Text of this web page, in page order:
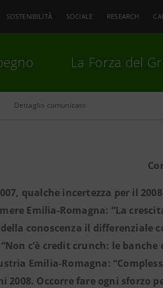
SOSTENIBILITÀ SOCIALE RESEARCH
La Forza del
Dettaglio comunicato
qualche incertezza per il 2008
Emilia-Romagna: “La
conoscenza il differenziale
c’è credit crunch: le
Emilia-Romagna:
2008. Occorre fare ogni sforzo